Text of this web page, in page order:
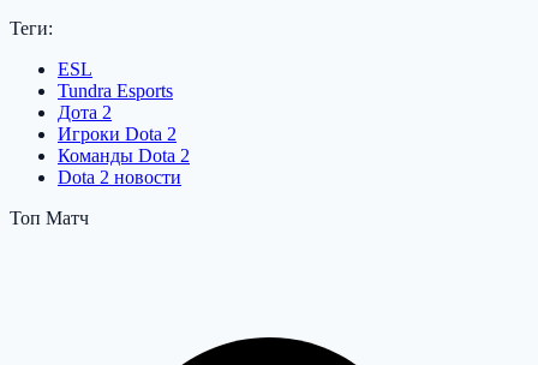
Теги:
ESL
Tundra Esports
Дота 2
Игроки Dota 2
Команды Dota 2
Dota 2 новости
Топ Матч